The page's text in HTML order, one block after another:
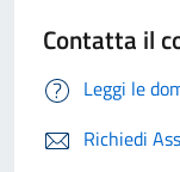
Contatta il
Leggi le
Richiedi